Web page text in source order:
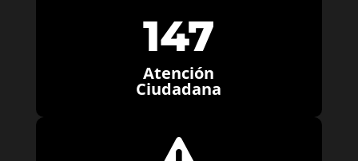
147
Atención
Ciudadana